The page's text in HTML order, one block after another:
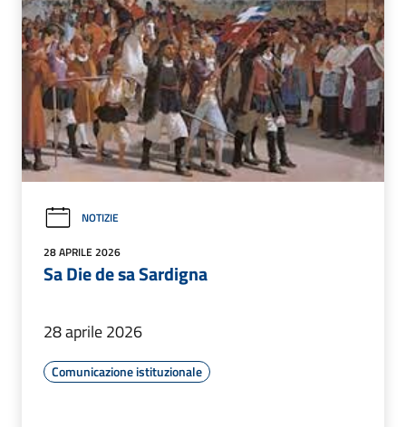
NOTIZIE
28 APRILE 2026
Sa Die de sa Sardigna
28 aprile 2026
Comunicazione istituzionale